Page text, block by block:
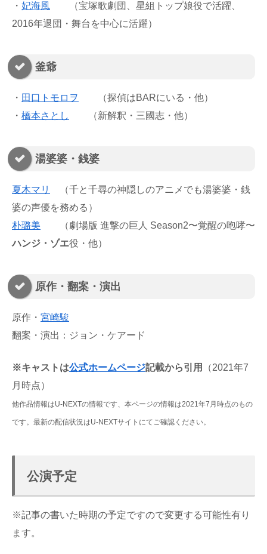
・ 妃海風 （宝塚歌劇団、星組トップ娘役で活躍、
2016年退団・舞台を中心に活躍）
釜爺
・ 田口トモロヲ
（探偵はBARにいる・他）
・ 橋本さとし （新解釈・三國志・他）
湯婆婆・銭婆
夏木マリ
（千と千尋の神隠しのアニメでも湯婆婆・銭
婆の声優を務める）
朴璐美 （劇場版 進撃の巨人 Season2〜覚醒の咆哮〜
ハンジ・ゾエ役・他）
原作・翻案・演出
原作・ 宮崎駿
翻案・演出：ジョン・ケアード
※キャストは公式ホームページ記載から引用
（2021年7
月時点）
他作品情報はU-NEXTの情報です、本ページの情報は2021年7月時点のもの
です。最新の配信状況はU-NEXTサイトにてご確認ください。
公演予定
※記事の書いた時期の予定ですので変更する可能性有り
ます。